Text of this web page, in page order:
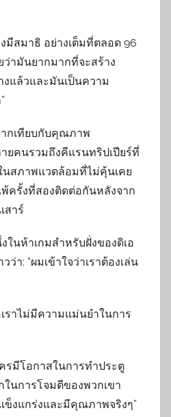
มีสมาธิ อย่างเต็มที่ตลอด 96
ว่ามันยากมากที่จะสร้าง
งแล้วและมันเป็นความ
ากเทียบกับคุณภาพ
ยคนรวมถึงคีแรนทริปเปียร์ที่
นสภาพแวดล้อมที่ไม่คุ้นเคย
ครั้งที่สองติดต่อกันหลังจาก
สาร์
นห้าเกมสำหรับฝั่งของดิเอ
ว่า: “ผมเข้าใจว่าเราต้องเล่น
ราไม่มีความแม่นยำในการ
รมีโอกาสในการทำประตู
นการโจมตีของพวกเขา
ข็งแกร่งและมีคุณภาพจริงๆ”